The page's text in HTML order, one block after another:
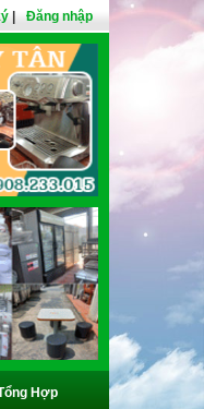
Đăng nhập
Hợp